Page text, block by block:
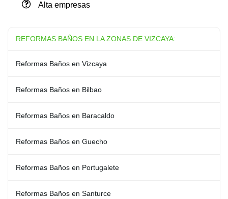
Alta empresas
REFORMAS BAÑOS EN LA ZONAS DE VIZCAYA:
Reformas Baños en Vizcaya
Reformas Baños en Bilbao
Reformas Baños en Baracaldo
Reformas Baños en Guecho
Reformas Baños en Portugalete
Reformas Baños en Santurce